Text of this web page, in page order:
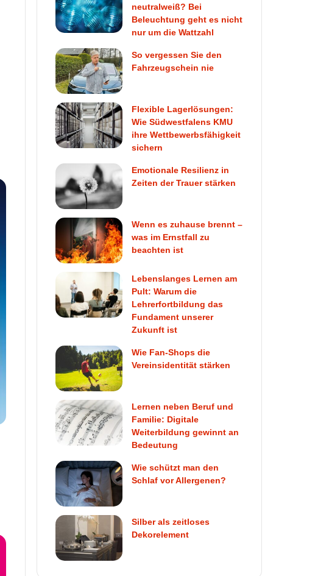
neutralweiß? Bei
Beleuchtung geht es nicht
nur um die Wattzahl
So vergessen Sie den
Fahrzeugschein nie
Flexible Lagerlösungen:
Wie Südwestfalens KMU
ihre Wettbewerbsfähigkeit
sichern
Emotionale Resilienz in
Zeiten der Trauer stärken
Wenn es zuhause brennt –
was im Ernstfall zu
beachten ist
Lebenslanges Lernen am
Pult: Warum die
Lehrerfortbildung das
Fundament unserer
Zukunft ist
Wie Fan-Shops die
Vereinsidentität stärken
Lernen neben Beruf und
Familie: Digitale
Weiterbildung gewinnt an
Bedeutung
Wie schützt man den
Schlaf vor Allergenen?
Silber als zeitloses
Dekorelement